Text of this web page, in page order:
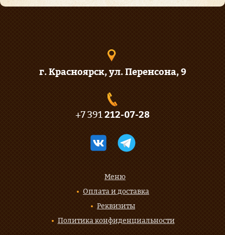
г. Красноярск, ул. Перенсона, 9
+7 391 212-07-28
Меню
Оплата и доставка
Реквизиты
Политика конфиденциальности